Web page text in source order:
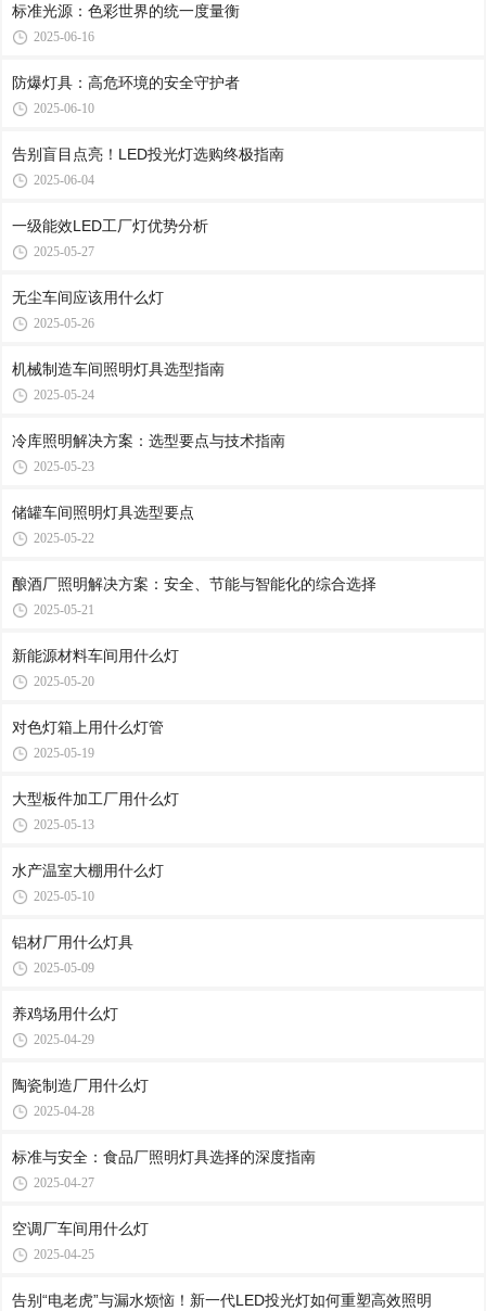
标准光源：色彩世界的统一度量衡
2025-06-16
防爆灯具：高危环境的安全守护者
2025-06-10
告别盲目点亮！LED投光灯选购终极指南
2025-06-04
一级能效LED工厂灯优势分析
2025-05-27
无尘车间应该用什么灯
2025-05-26
机械制造车间照明灯具选型指南
2025-05-24
冷库照明解决方案：选型要点与技术指南
2025-05-23
储罐车间照明灯具选型要点
2025-05-22
酿酒厂照明解决方案：安全、节能与智能化的综合选择
2025-05-21
新能源材料车间用什么灯
2025-05-20
对色灯箱上用什么灯管
2025-05-19
大型板件加工厂用什么灯
2025-05-13
水产温室大棚用什么灯
2025-05-10
铝材厂用什么灯具
2025-05-09
养鸡场用什么灯
2025-04-29
陶瓷制造厂用什么灯
2025-04-28
标准与安全：食品厂照明灯具选择的深度指南
2025-04-27
空调厂车间用什么灯
2025-04-25
告别“电老虎”与漏水烦恼！新一代LED投光灯如何重塑高效照明